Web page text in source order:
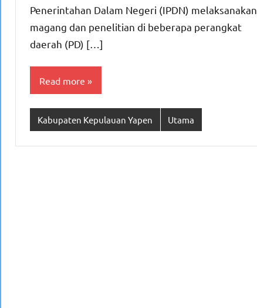
Penerintahan Dalam Negeri (IPDN) melaksanakan
magang dan penelitian di beberapa perangkat
daerah (PD) […]
Read more
Kabupaten Kepulauan Yapen Utama